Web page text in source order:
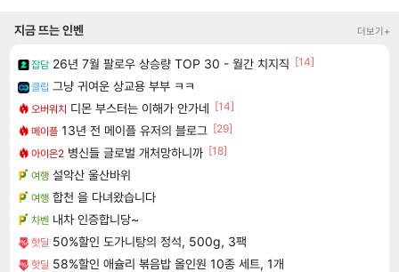
지금 뜨는 인벤 더보기+
잡담 26년 7월 팔로우 상승량 TOP 30 - 월간 치지직 [14]
클립 그냥 귀여운 상교용 부부 ㅋㅋ
오버워치 디몬 부스터는 이해가 안가네 [14]
메이플 13년 전 메이플 유저의 블로그 [29]
아이온2 병신들 글로벌 개처망하니까 [18]
여행 설악산 울산바위
여행 합천 을 다녀왔습니다
차벤 내차 인증합니당~
핫딜 50%할인 도가니탕의 정석, 500g, 3팩
핫딜 58%할인 애슐리 볶음밥 올인원 10종 세트, 1개